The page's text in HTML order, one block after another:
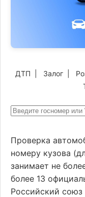
ДТП Залог
Проверка
номеру кузова
занимает не
более 13
Российский